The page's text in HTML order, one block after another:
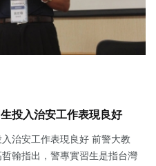
投入治安工作表現良好
治安工作表現良好 前警大教
翰指出，警專實習生是指台灣